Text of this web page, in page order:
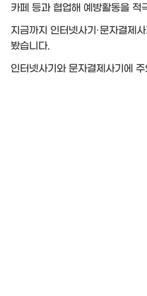
카페 등과 협업해 예방활동을 적
지금까지 인터넷사기·문자결제
봤습니다.
인터넷사기와 문자결제사기에